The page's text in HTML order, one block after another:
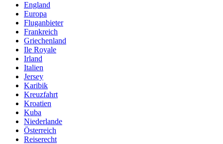
England
Europa
Fluganbieter
Frankreich
Griechenland
Ile Royale
Irland
Italien
Jersey
Karibik
Kreuzfahrt
Kroatien
Kuba
Niederlande
Österreich
Reiserecht